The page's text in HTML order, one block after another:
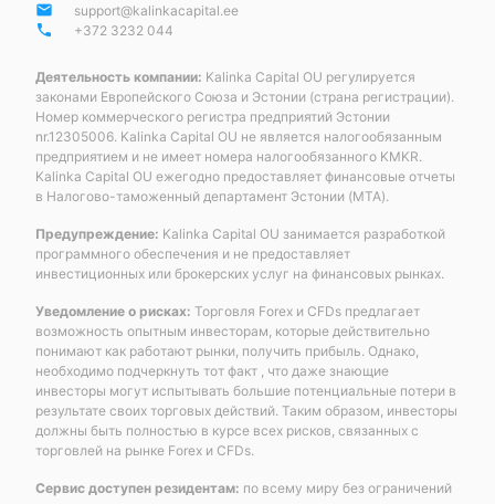
email support@kalinkacapital.ee
phone +372 3232 044
Деятельность компании: Kalinka Capital OU регулируется
законами Европейского Союза и Эстонии (страна регистрации).
Номер коммерческого регистра предприятий Эстонии
nr.12305006. Kalinka Capital OU не является налогообязанным
предприятием и не имеет номера налогообязанного KMKR.
Kalinka Capital OU ежегодно предоставляет финансовые отчеты
в Налогово-таможенный департамент Эстонии (MTA).
Предупреждение: Kalinka Capital OU занимается разработкой
программного обеспечения и не предоставляет
инвестиционных или брокерских услуг на финансовых рынках.
Уведомление о рисках: Торговля Forex и CFDs предлагает
возможность опытным инвесторам, которые действительно
понимают как работают рынки, получить прибыль. Однако,
необходимо подчеркнуть тот факт , что даже знающие
инвесторы могут испытывать большие потенциальные потери в
результате своих торговых действий. Таким образом, инвесторы
должны быть полностью в курсе всех рисков, связанных с
торговлей на рынке Forex и CFDs.
Сервис доступен резидентам: по всему миру без ограничений